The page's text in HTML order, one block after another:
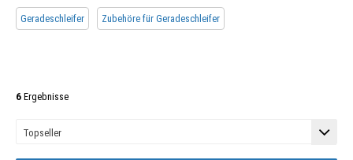
Geradeschleifer Zubehöre für Geradeschleifer
6 Ergebnisse